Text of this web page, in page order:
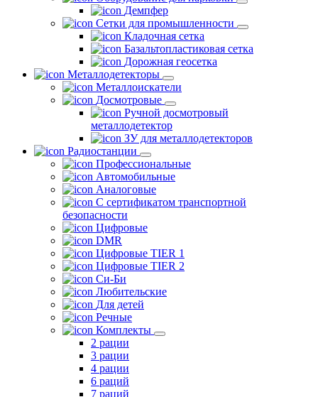
Демпфер
Сетки для промышленности
Кладочная сетка
Базальтопластиковая сетка
Дорожная геосетка
Металлодетекторы
Металлоискатели
Досмотровые
Ручной досмотровый
металлодетектор
ЗУ для металлодетекторов
Радиостанции
Профессиональные
Автомобильные
Аналоговые
С сертификатом транспортной
безопасности
Цифровые
DMR
Цифровые TIER 1
Цифровые TIER 2
Си-Би
Любительские
Для детей
Речные
Комплекты
2 рации
3 рации
4 рации
6 раций
7 раций